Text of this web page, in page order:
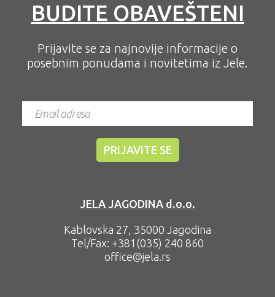
BUDITE OBAVEŠTENI
Prijavite se za najnovije informacije o
posebnim ponudama i novitetima iz Jele.
JELA JAGODINA d.o.o.
Kablovska 27, 35000 Jagodina
Tel/Fax: +381(035) 240 860
office@jela.rs